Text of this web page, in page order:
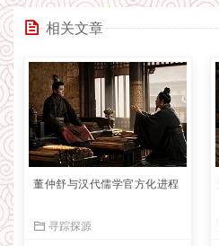
相关文章
董仲舒与汉代儒学官方化进程
寻踪探源